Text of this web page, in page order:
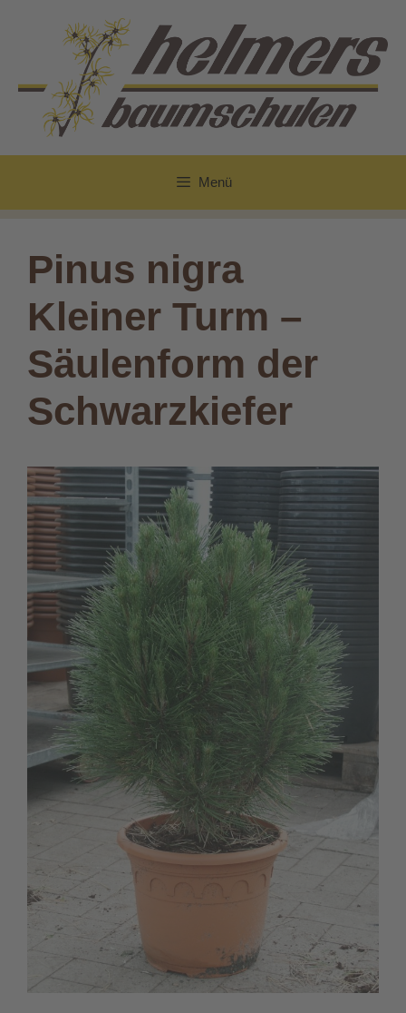
springen
Menü
Pinus nigra
Kleiner Turm –
Säulenform der
Schwarzkiefer